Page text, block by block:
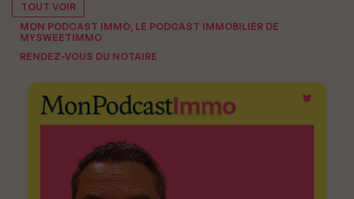
TOUT VOIR
MON PODCAST IMMO, LE PODCAST IMMOBILIER DE
MYSWEETIMMO
RENDEZ-VOUS DU NOTAIRE